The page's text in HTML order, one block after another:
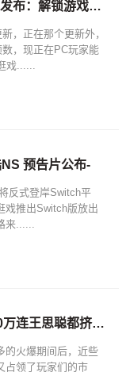
B社网游大作《辐射76》首个更新补丁发布：解锁游戏帧数上限！
，正在那个更新外，
，现正在PC玩家能
戏......
预告片公布-
反式登岸Switch平
戏推出Switch版放出
来......
这些网游曾经有多火？排队人数将近20万连王思聪都挤不进服务器，
的火爆期间后，近些
占领了玩家们的市